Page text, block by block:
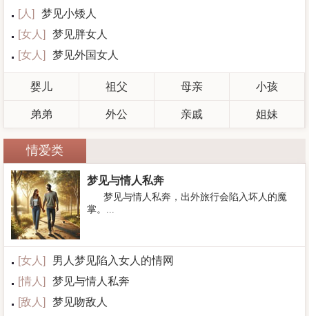
[人 ]
梦见小矮人
[女人 ]
梦见胖女人
[女人 ] 梦见外国女人
婴儿 祖父 母亲 小孩
弟弟 外公 亲戚 姐妹
情爱类
梦见与情人私奔
梦见与情人私奔，出外旅行会陷入坏人的魔
掌。...
[女人 ]
男人梦见陷入女人的情网
[情人 ]
梦见与情人私奔
[敌人 ]
梦见吻敌人